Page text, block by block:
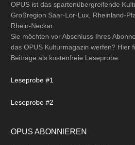
OPUS ist das spartenübergreifende
Großregion Saar-Lor-Lux, Rheinland-
Rhein-Neckar.
Sie möchten vor Abschluss Ihres
das OPUS Kulturmagazin werfen? Hier
Beiträge als kostenfreie Leseprobe.
Leseprobe #1
Leseprobe #2
OPUS ABONNIEREN